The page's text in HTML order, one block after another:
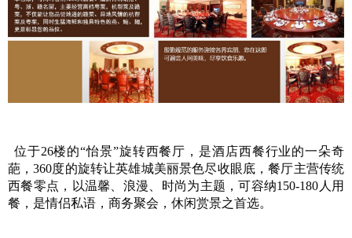
位于26楼的“怡景”旋转西餐厅，是酒店西餐行业的一朵奇
葩，360度的旋转让英雄城美丽景色尽收眼底，餐厅主营传统
西餐零点，以温馨、浪漫、时尚为主题，可容纳150-180人用
餐，是情侣私语，商务聚会，休闲赏景之首选。